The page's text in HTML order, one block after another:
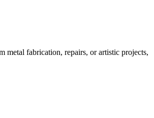
fabrication, repairs, or artistic projects,